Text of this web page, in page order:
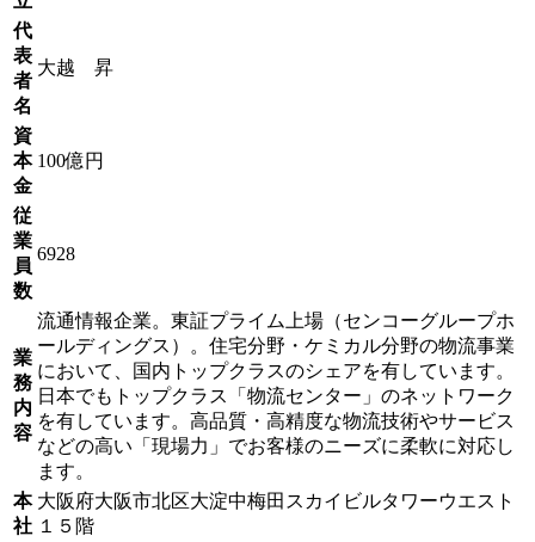
代
表
者
名
大越 昇
資
本
金
100億円
従
業
員
数
6928
業
務
内
容
流通情報企業。東証プライム上場（センコーグループホ
ールディングス）。住宅分野・ケミカル分野の物流事業
において、国内トップクラスのシェアを有しています。
日本でもトップクラス「物流センター」のネットワーク
を有しています。高品質・高精度な物流技術やサービス
などの高い「現場力」でお客様のニーズに柔軟に対応し
ます。
本
社
大阪府大阪市北区大淀中梅田スカイビルタワーウエスト
１５階